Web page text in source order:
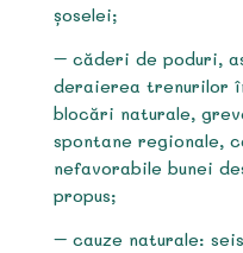
șoselei;
– căderi de poduri,
deraierea trenurilor
blocări naturale,
spontane regionale,
nefavorabile bunei
propus;
– cauze naturale: